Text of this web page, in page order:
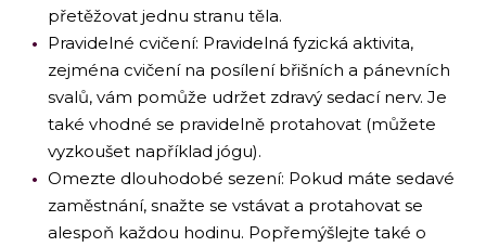
přetěžovat jednu stranu těla.
Pravidelné cvičení: Pravidelná fyzická aktivita,
zejména cvičení na posílení břišních a pánevních
svalů, vám pomůže udržet zdravý sedací nerv. Je
také vhodné se pravidelně protahovat (můžete
vyzkoušet například jógu).
Omezte dlouhodobé sezení: Pokud máte sedavé
zaměstnání, snažte se vstávat a protahovat se
alespoň každou hodinu. Popřemýšlejte také o